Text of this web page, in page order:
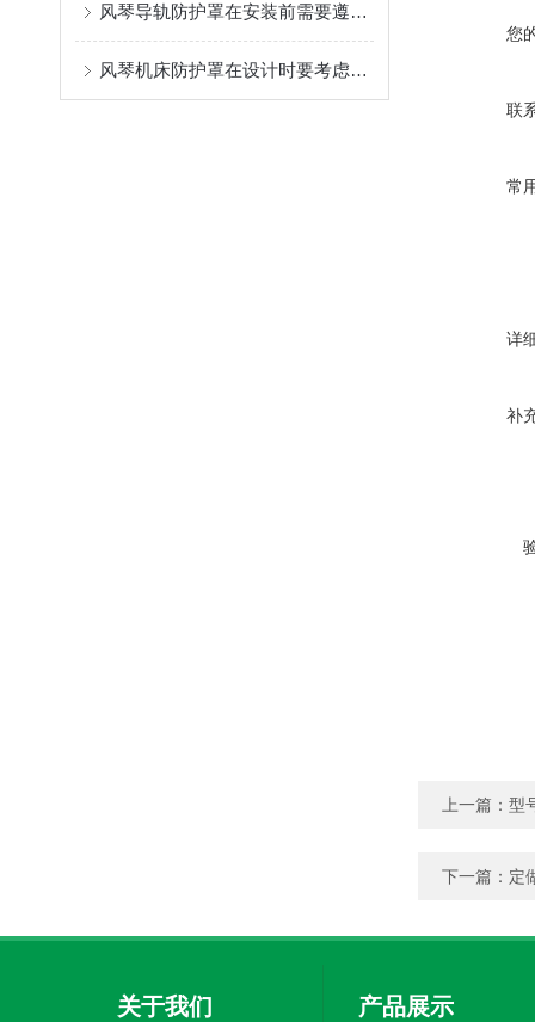
风琴导轨防护罩在安装前需要遵守哪些规则？
风琴机床防护罩在设计时要考虑哪些因素？
您
联
常
详
补
上一篇： 型
下一篇： 定
关于我们 产品展示